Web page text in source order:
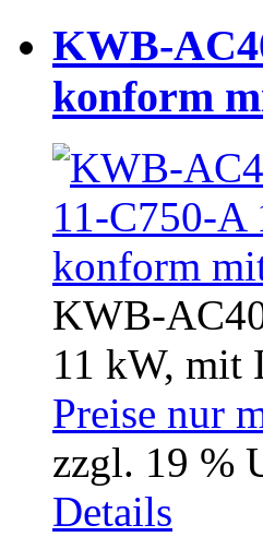
KWB-
konform
KWB-
11 kW, mit
Preise nur
zzgl. 19 %
Details